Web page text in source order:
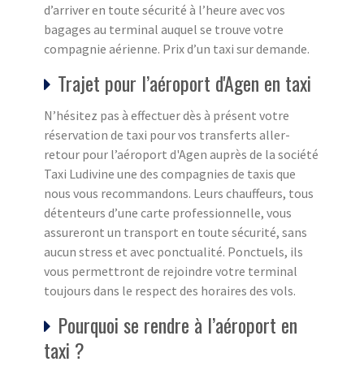
d’arriver en toute sécurité à l’heure avec vos
bagages au terminal auquel se trouve votre
compagnie aérienne. Prix d’un taxi sur demande.
Trajet pour l’aéroport d'Agen en taxi
N’hésitez pas à effectuer dès à présent votre
réservation de taxi pour vos transferts aller-
retour pour l’aéroport d'Agen auprès de la société
Taxi Ludivine une des compagnies de taxis que
nous vous recommandons. Leurs chauffeurs, tous
détenteurs d’une carte professionnelle, vous
assureront un transport en toute sécurité, sans
aucun stress et avec ponctualité. Ponctuels, ils
vous permettront de rejoindre votre terminal
toujours dans le respect des horaires des vols.
Pourquoi se rendre à l’aéroport en
taxi ?